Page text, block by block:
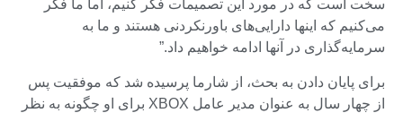
سخت است که در مورد این تصمیمات فکر کنیم، اما ما فکر
می‌کنیم که اینها دارایی‌های باورنکردنی هستند و ما به
سرمایه‌گذاری در آنها ادامه خواهیم داد.”
برای پایان دادن به بحث، از شارما پرسیده شد که موفقیت پس
از چهار سال به عنوان مدیر عامل XBOX برای او چگونه به نظر